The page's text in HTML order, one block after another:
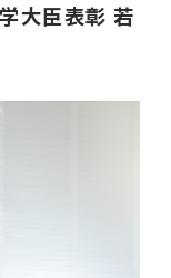
大臣表彰 若